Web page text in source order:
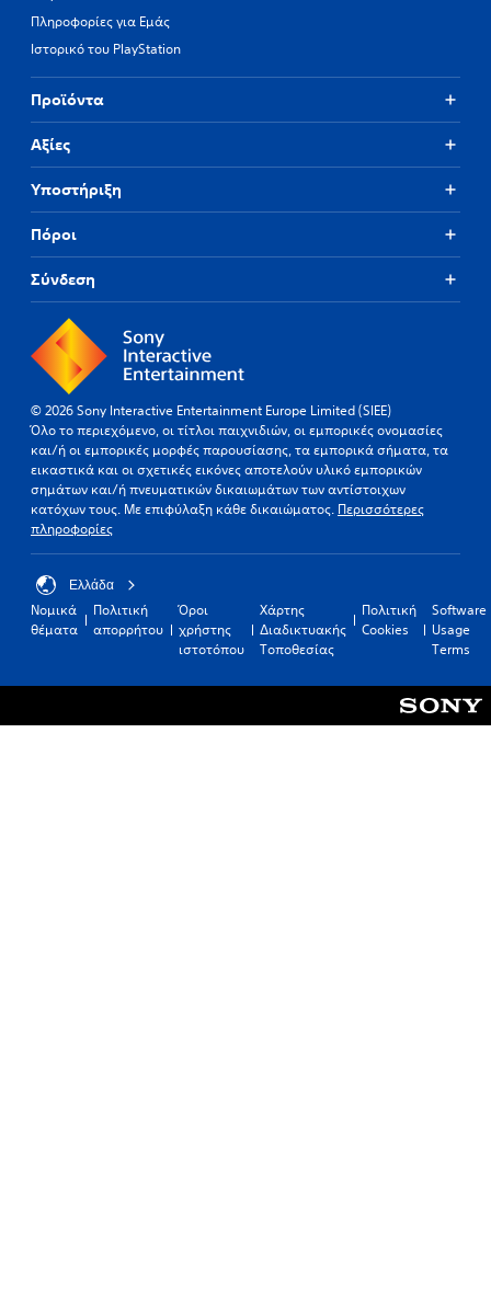
Πληροφορίες για Εμάς
Ιστορικό του PlayStation
Προϊόντα
Αξίες
Υποστήριξη
Πόροι
Σύνδεση
© 2026 Sony Interactive Entertainment Europe Limited (SIEE)
Όλο το περιεχόμενο, οι τίτλοι παιχνιδιών, οι εμπορικές ονομασίες
και/ή οι εμπορικές μορφές παρουσίασης, τα εμπορικά σήματα, τα
εικαστικά και οι σχετικές εικόνες αποτελούν υλικό εμπορικών
σημάτων και/ή πνευματικών δικαιωμάτων των αντίστοιχων
κατόχων τους. Με επιφύλαξη κάθε δικαιώματος. Περισσότερες
πληροφορίες
Ελλάδα
Νομικά
θέματα
Πολιτική
απορρήτου
Όροι
χρήστης
ιστοτόπου
Χάρτης
Διαδικτυακής
Τοποθεσίας
Πολιτική
Cookies
Software
Usage
Terms